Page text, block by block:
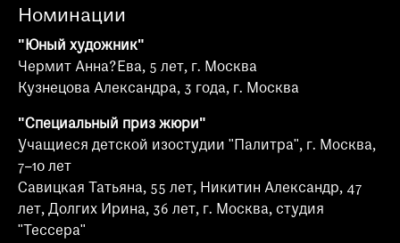
Номинации
"Юный художник"
Чермит Анна?Ева, 5 лет, г. Москва
Кузнецова Александра, 3 года, г. Москва
"Специальный приз жюри"
Учащиеся детской изостудии "Палитра", г. Москва,
7–10 лет
Савицкая Татьяна, 55 лет, Никитин Александр, 47
лет, Долгих Ирина, 36 лет, г. Москва, студия
"Тессера"